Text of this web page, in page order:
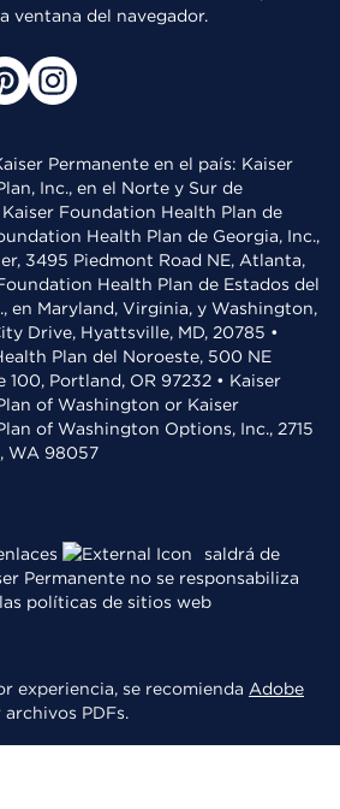
ventana del navegador.
Permanente en el país: Kaiser
Inc., en el Norte y Sur de
Foundation Health Plan de
Health Plan de Georgia, Inc.,
3495 Piedmont Road NE, Atlanta,
Health Plan de Estados del
en Maryland, Virginia, y Washington,
Drive, Hyattsville, MD, 20785 •
Plan del Noroeste, 500 NE
100, Portland, OR 97232 • Kaiser
of Washington or Kaiser
of Washington Options, Inc., 2715
WA 98057
saldrá de
Permanente no se responsabiliza
políticas de sitios web
experiencia, se recomienda Adobe
archivos PDFs.